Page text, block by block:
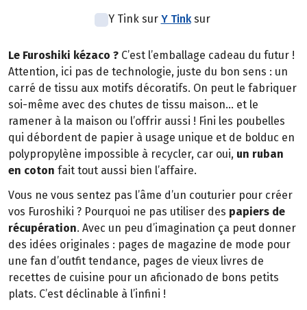
Y Tink sur Y Tinksur
Le Furoshiki kézaco ? C’est l’emballage cadeau du futur !
Attention, ici pas de technologie, juste du bon sens : un
carré de tissu aux motifs décoratifs. On peut le fabriquer
soi-même avec des chutes de tissu maison… et le
ramener à la maison ou l’offrir aussi ! Fini les poubelles
qui débordent de papier à usage unique et de bolduc en
polypropylène impossible à recycler, car oui, un ruban
en coton fait tout aussi bien l’affaire.
Vous ne vous sentez pas l’âme d’un couturier pour créer
vos Furoshiki ? Pourquoi ne pas utiliser des papiers de
récupération. Avec un peu d’imagination ça peut donner
des idées originales : pages de magazine de mode pour
une fan d’outfit tendance, pages de vieux livres de
recettes de cuisine pour un aficionado de bons petits
plats. C’est déclinable à l’infini !